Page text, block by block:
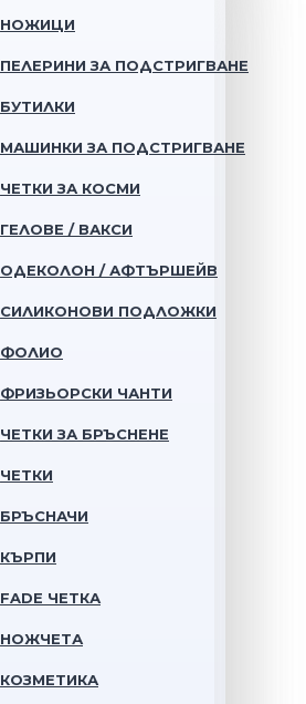
НОЖИЦИ
ПЕЛЕРИНИ ЗА ПОДСТРИГВАНЕ
БУТИЛКИ
МАШИНКИ ЗА ПОДСТРИГВАНЕ
ЧЕТКИ ЗА КОСМИ
ГЕЛОВЕ / ВАКСИ
ОДЕКОЛОН / АФТЪРШЕЙВ
СИЛИКОНОВИ ПОДЛОЖКИ
ФОЛИО
ФРИЗЬОРСКИ ЧАНТИ
ЧЕТКИ ЗА БРЪСНЕНЕ
ЧЕТКИ
БРЪСНАЧИ
КЪРПИ
FADE ЧЕТКА
НОЖЧЕТА
КОЗМЕТИКА